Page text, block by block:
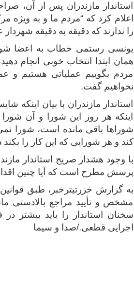
استاندار مازندران پس از آن،
اعلام کرد که “مردم ما و به
را ندارند که دقیقه به دقیقه
یونسی رستمی خطاب به اعضا
همان ابتدا انتخاب خوبی انجام
مردم بگوییم عملیاتی هستیم و
نخواهیم گفت.
استاندار مازندران با بیان
اینکه هر روز این شورا و آن شورا
شوراها باقی مانده است، شورا
کند و هر شورایی که این کار را
با وجود هشدار صریح استاندار
پرسش مطرح است که آیا چنین
به گزارش خزرتیترخبر، طبق
مشخص و تأیید مراجع بالادستی
سخنان استاندار را باید بیشتر
اجرایی قطعی./صدا و سیما